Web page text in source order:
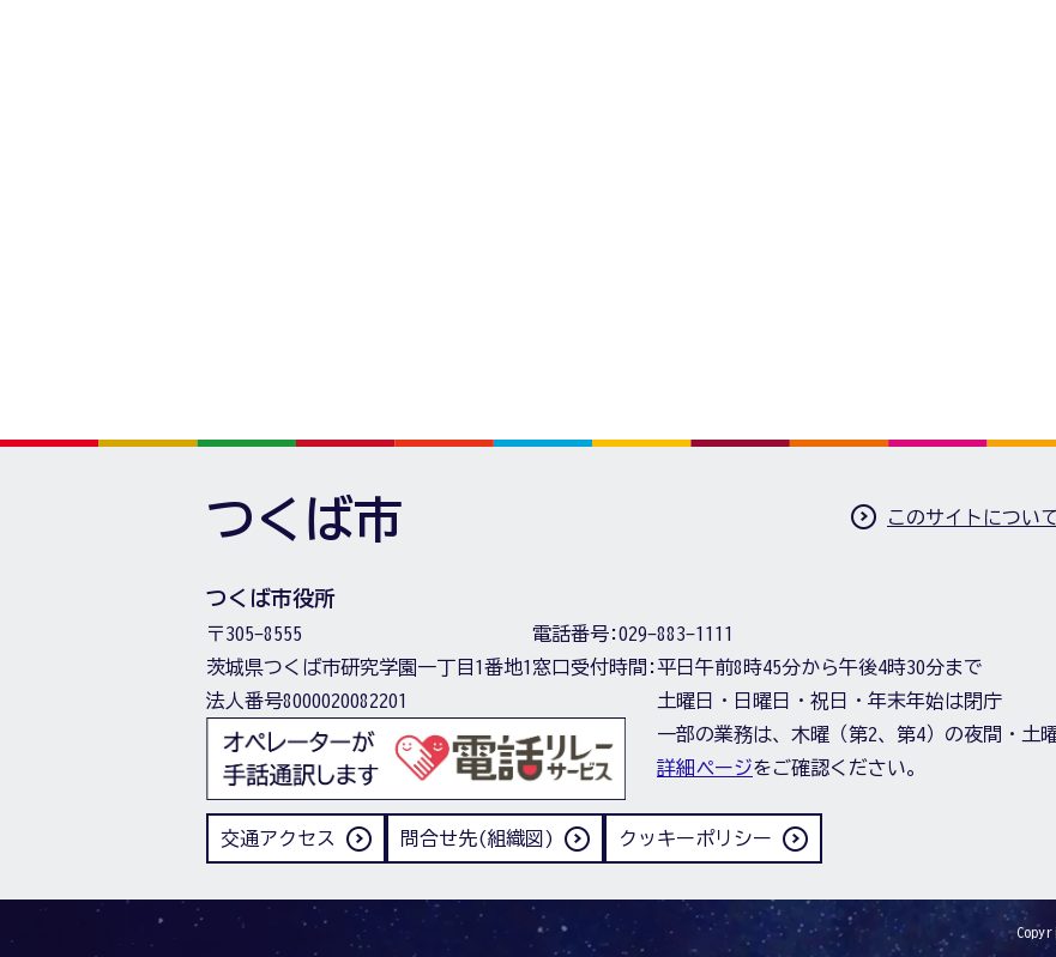
つくば市 このサイトについ
つくば市役所
〒305-8555
茨城県つくば市研究学園一丁目1番地1
法人番号8000020082201
電話番号:029-883-1111
窓口受付時間:平日午前8時45分から午後4時30分まで
土曜日・日曜日・祝日・年末年始は閉庁
一部の業務は、木曜（第2、第4）の夜間・土
詳細ページをご確認ください。
交通アクセス 問合せ先(組織図) クッキーポリシー